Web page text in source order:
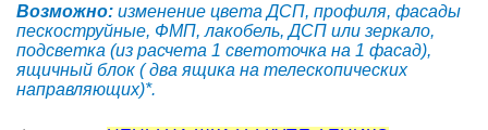
Возможно: изменение цвета ДСП, профиля, фасады
пескоструйные, ФМП, лакобель, ДСП или зеркало,
подсветка (из расчета 1 светоточка на 1 фасад),
ящичный блок ( два ящика на телескопических
направляющих)*.